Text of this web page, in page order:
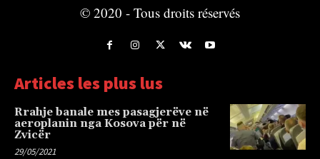
© 2020 - Tous droits réservés
Articles les plus lus
Rrahje banale mes pasagjerëve në
aeroplanin nga Kosova për në
Zvicër
29/05/2021